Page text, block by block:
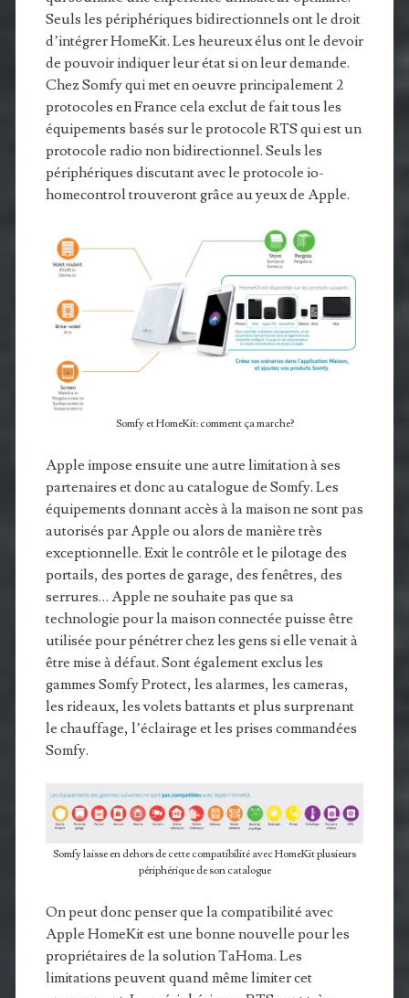
Seuls les périphériques bidirectionnels ont le droit
d’intégrer HomeKit. Les heureux élus ont le devoir
de pouvoir indiquer leur état si on leur demande.
Chez Somfy qui met en oeuvre principalement 2
protocoles en France cela exclut de fait tous les
équipements basés sur le protocole RTS qui est un
protocole radio non bidirectionnel. Seuls les
périphériques discutant avec le protocole io-
homecontrol trouveront grâce au yeux de Apple.
Somfy et HomeKit: comment ça marche?
Apple impose ensuite une autre limitation à ses
partenaires et donc au catalogue de Somfy. Les
équipements donnant accès à la maison ne sont pas
autorisés par Apple ou alors de manière très
exceptionnelle. Exit le contrôle et le pilotage des
portails, des portes de garage, des fenêtres, des
serrures… Apple ne souhaite pas que sa
technologie pour la maison connectée puisse être
utilisée pour pénétrer chez les gens si elle venait à
être mise à défaut. Sont également exclus les
gammes Somfy Protect, les alarmes, les cameras,
les rideaux, les volets battants et plus surprenant
le chauffage, l’éclairage et les prises commandées
Somfy.
Somfy laisse en dehors de cette compatibilité avec HomeKit plusieurs
périphérique de son catalogue
On peut donc penser que la compatibilité avec
Apple HomeKit est une bonne nouvelle pour les
propriétaires de la solution TaHoma. Les
limitations peuvent quand même limiter cet